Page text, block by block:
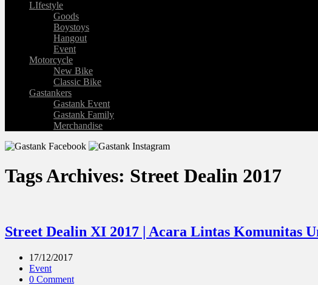
LIfestyle
Goods
Boystoys
Hangout
Event
Motorcycle
New Bike
Classic Bike
Gastankers
Gastank Event
Gastank Family
Merchandise
Tags Archives: Street Dealin 2017
Street Dealin XI 2017 | Acara Lintas Komunitas
17/12/2017
Event
0 Comment